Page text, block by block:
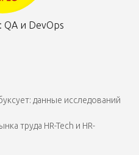
QA и DevOps
данные исследований
труда HR-Tech и HR-